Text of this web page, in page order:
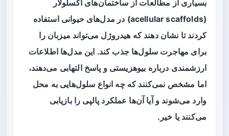
بسیاری از مطالعات از ساختمان‌های آکسلولار
(acellular scaffolds) در مدل‌های حیوانی استفاده
کردند تا نشان دهند که هیدروژل می‌تواند میزبان را
برای مهاجرت سلول‌ها جذب کند. این مدل‌ها اطلاعات
ارزشمندی درباره بیوهزیستی و پاسخ التهابی می‌دهند،
اما مشخص نمی‌کنند که چه انواع سلول‌هایی به محل
وارد می‌شوند و آیا آن‌ها عملکرد پالپی را بازیابی
می‌کنند یا خیر.